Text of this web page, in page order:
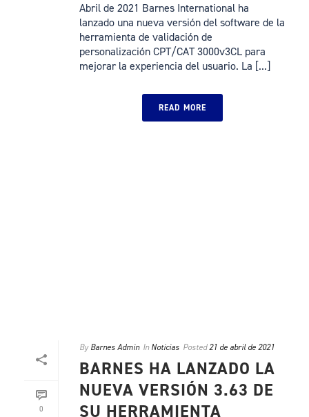
Abril de 2021 Barnes International ha
lanzado una nueva versión del software de la
herramienta de validación de
personalización CPT/CAT 3000v3CL para
mejorar la experiencia del usuario. La [...]
READ MORE
0
By Barnes Admin In Noticias Posted21 de abril de 2021
BARNES HA LANZADO LA
NUEVA VERSIÓN 3.63 DE
SU HERRAMIENTA